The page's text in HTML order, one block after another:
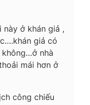
này ở khán giả ,
giả có
không…ở nhà
mái hơn ở
công chiếu